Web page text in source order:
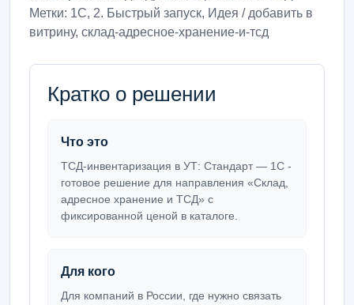
Метки: 1С, 2. Быстрый запуск, Идея / добавить в
витрину, склад-адресное-хранение-и-тсд
Кратко о решении
Что это
ТСД-инвентаризация в УТ: Стандарт — 1С -
готовое решение для направления «Склад,
адресное хранение и ТСД» с
фиксированной ценой в каталоге.
Для кого
Для компаний в России, где нужно связать